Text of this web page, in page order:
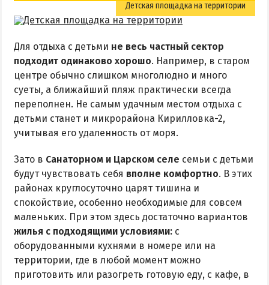
Детская площадка на территории
Для отдыха с детьми не весь частный сектор
подходит одинаково хорошо. Например, в старом
центре обычно слишком многолюдно и много
суеты, а ближайший пляж практически всегда
переполнен. Не самым удачным местом отдыха с
детьми станет и микрорайона Кирилловка-2,
учитывая его удаленность от моря.
Зато в Санаторном и Царском селе семьи с детьми
будут чувствовать себя вполне комфортно. В этих
районах круглосуточно царят тишина и
спокойствие, особенно необходимые для совсем
маленьких. При этом здесь достаточно вариантов
жилья с подходящими условиями: с
оборудованными кухнями в номере или на
территории, где в любой момент можно
приготовить или разогреть готовую еду, с кафе, в